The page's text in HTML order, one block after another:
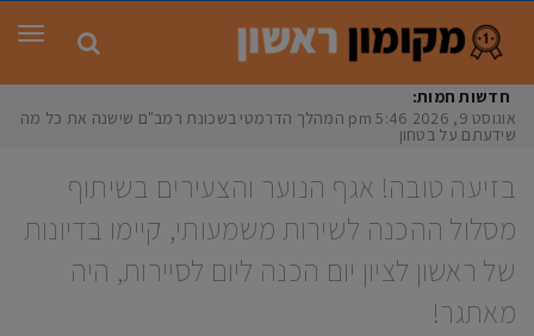
חדשות חמות:
אוגוסט 9, 2026
5:46 pm המהלך הדרמטי בשכונת רמב"ם שישנה את כל מה
שידעתם על בטחון
בזיעה טובה! אגף הנוער והצעירים בשיתוף
מסלול ההכנה לשירות משמעותי, קיימו בדיונות
של ראשון לציון יום הכנה ליום לסיירות, היה
מאתגר!